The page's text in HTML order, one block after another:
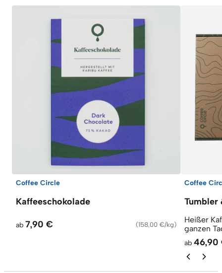
Coffee Circle
Kaffeeschokolade
ab 7,90 € (158,00 €/kg)
Coffee
Tumbler
Heißer
ganzen
ab 46,90